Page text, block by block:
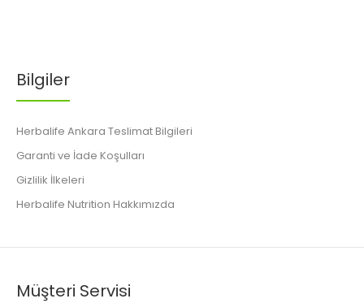
Bilgiler
Herbalife Ankara Teslimat Bilgileri
Garanti ve İade Koşulları
Gizlilik İlkeleri
Herbalife Nutrition Hakkımızda
Müşteri Servisi